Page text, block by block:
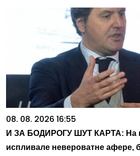
08. 08. 2026 16:55
И ЗА БОДИРОГУ ШУТ КАРТА: На
испливале невероватне афере,